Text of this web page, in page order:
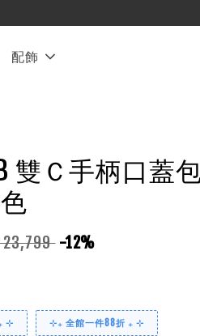
配飾
雙Ｃ手柄口蓋
23,799 -12%
⊹ ⊹₊ 全館一件88折 ₊ ⊹